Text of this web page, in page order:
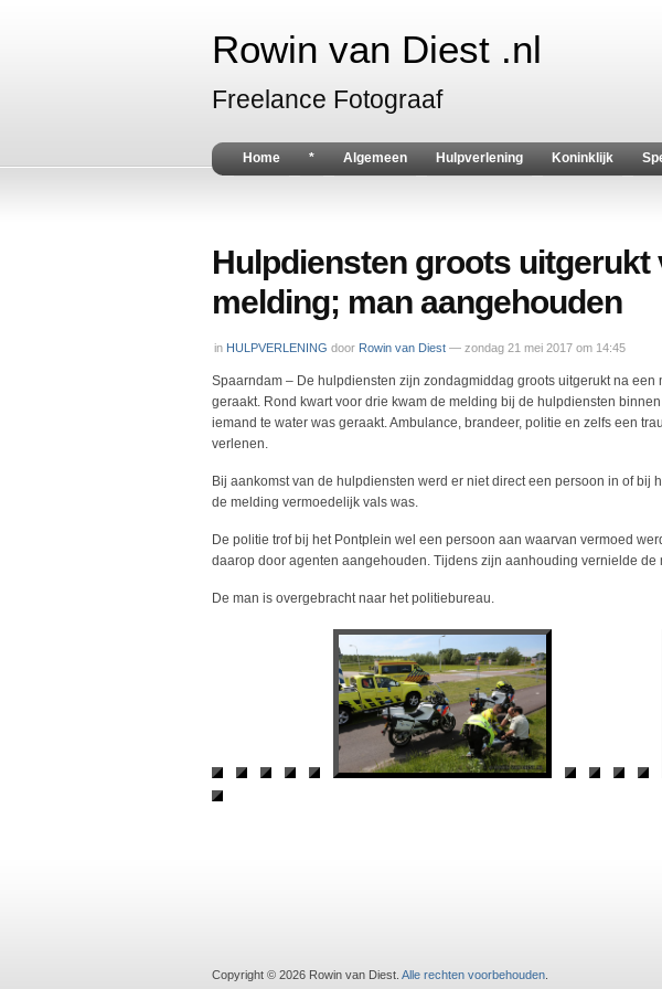
Rowin van Diest .nl
Freelance Fotograaf
Home * Algemeen Hulpverlening Koninklijk
Hulpdiensten groots uitgerukt
melding; man aangehouden
in HULPVERLENING door Rowin van Diest — zondag 21 mei 2017 om 14:45
Spaarndam – De hulpdiensten zijn zondagmiddag groots uitgerukt na
geraakt. Rond kwart voor drie kwam de melding bij de hulpdiensten
iemand te water was geraakt. Ambulance, brandeer, politie en zelfs een
verlenen.
Bij aankomst van de hulpdiensten werd er niet direct een persoon in of bij
de melding vermoedelijk vals was.
De politie trof bij het Pontplein wel een persoon aan waarvan vermoed
daarop door agenten aangehouden. Tijdens zijn aanhouding vernielde de
De man is overgebracht naar het politiebureau.
Copyright © 2026 Rowin van Diest. Alle rechten voorbehouden